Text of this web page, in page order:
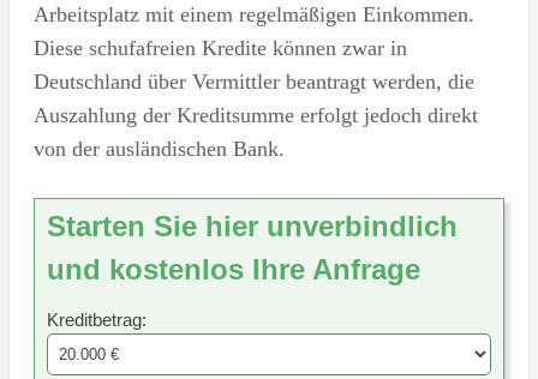
Arbeitsplatz mit einem regelmäßigen Einkommen.
Diese schufafreien Kredite können zwar in
Deutschland über Vermittler beantragt werden, die
Auszahlung der Kreditsumme erfolgt jedoch direkt
von der ausländischen Bank.
Starten Sie hier unverbindlich
und kostenlos Ihre Anfrage
Kreditbetrag: